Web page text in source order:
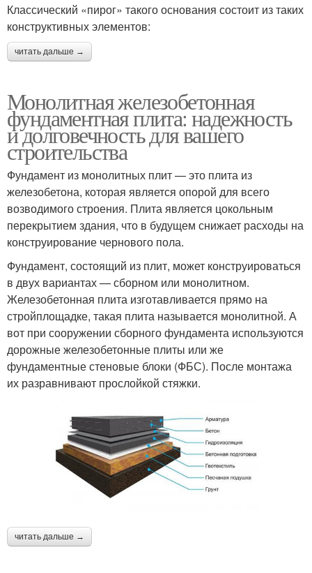
Классический «пирог» такого основания состоит из таких
конструктивных элементов:
читать дальше →
Монолитная железобетонная
фундаментная плита: надежность
и долговечность для вашего
строительства
Фундамент из монолитных плит — это плита из
железобетона, которая является опорой для всего
возводимого строения. Плита является цокольным
перекрытием здания, что в будущем снижает расходы на
конструирование чернового пола.
Фундамент, состоящий из плит, может конструироваться
в двух вариантах — сборном или монолитном.
Железобетонная плита изготавливается прямо на
стройплощадке, такая плита называется монолитной. А
вот при сооружении сборного фундамента используются
дорожные железобетонные плиты или же
фундаментные стеновые блоки (ФБС). После монтажа
их разравнивают прослойкой стяжки.
читать дальше →